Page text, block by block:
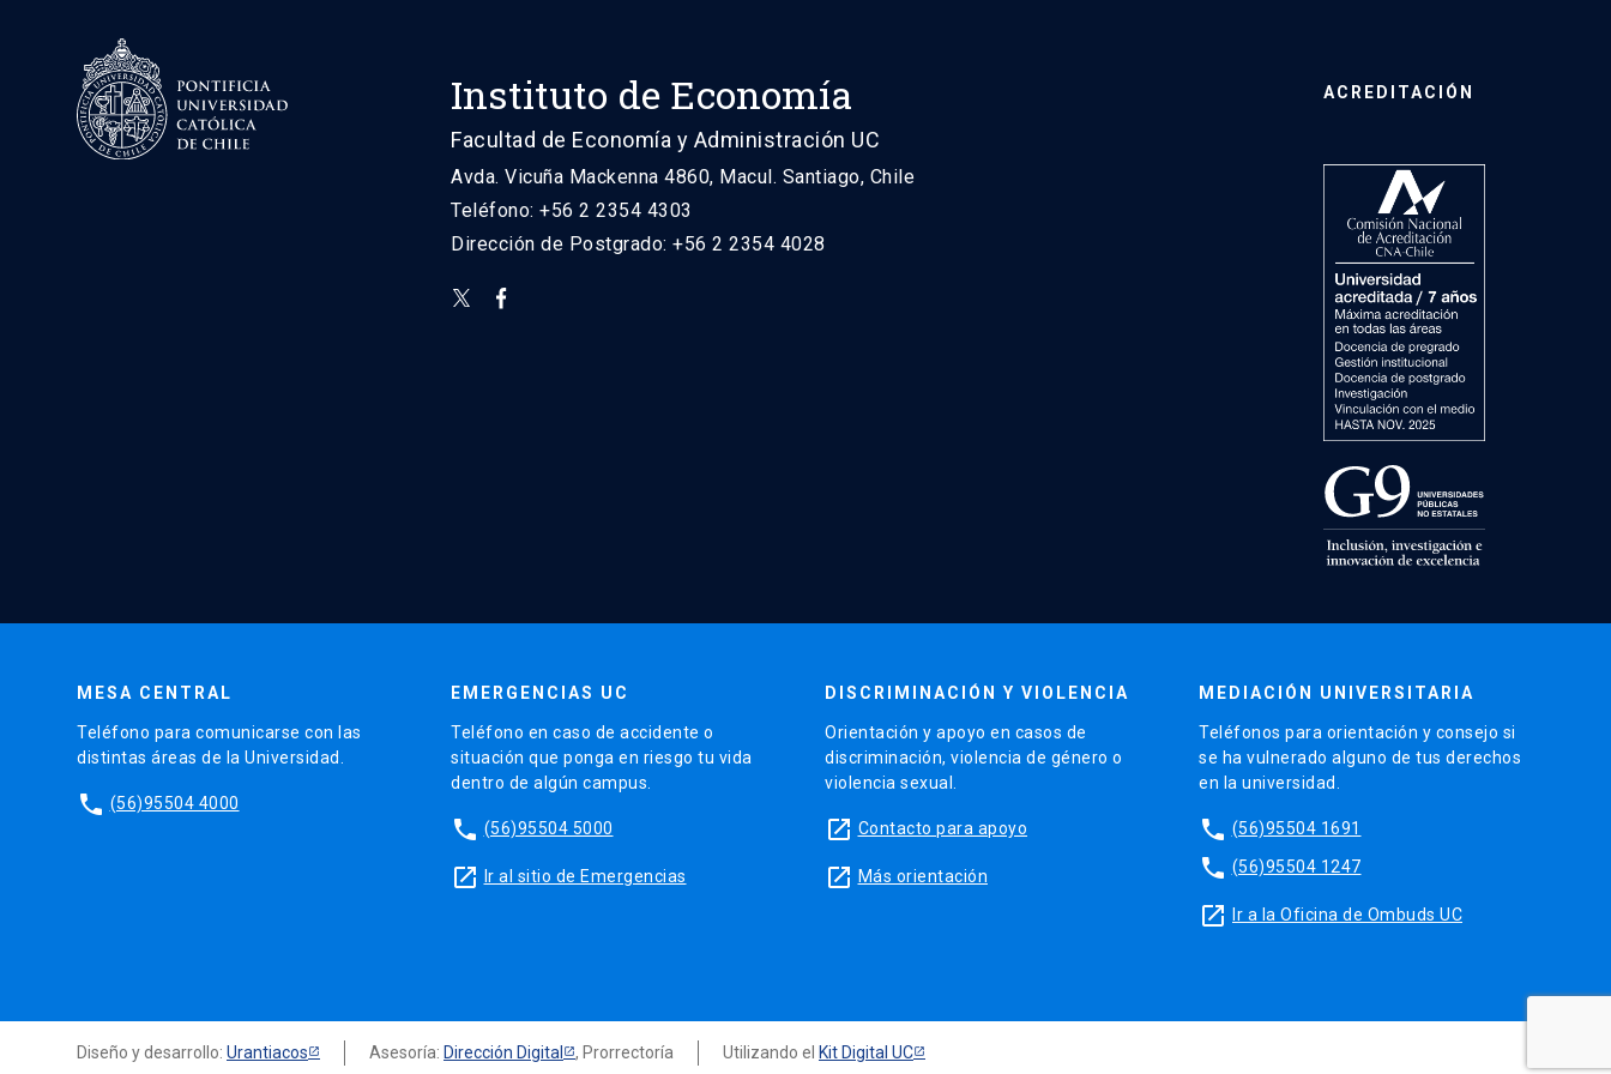
Instituto de Economía
Facultad de Economía y Administración UC
Avda. Vicuña Mackenna 4860, Macul. Santiago, Chile
Teléfono: +56 2 2354 4303
Dirección de Postgrado: +56 2 2354 4028
ACREDITACIÓN
MESA CENTRAL
Teléfono para comunicarse con las
distintas áreas de la Universidad.
phone (56)95504 4000
EMERGENCIAS UC
Teléfono en caso de accidente o
situación que ponga en riesgo tu vida
dentro de algún campus.
phone (56)95504 5000
launch Ir al sitio de Emergencias
DISCRIMINACIÓN Y VIOLENCIA
Orientación y apoyo en casos de
discriminación, violencia de género o
violencia sexual.
launch Contacto para apoyo
launch Más orientación
MEDIACIÓN UNIVERSITARIA
Teléfonos para orientación y consejo si
se ha vulnerado alguno de tus derechos
en la universidad.
phone (56)95504 1691
phone (56)95504 1247
launch Ir a la Oficina de Ombuds UC
Diseño y desarrollo: Urantiacos Asesoría: Dirección Digital , Prorrectoría Utilizando el Kit Digital UC